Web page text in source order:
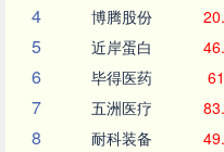
4 博腾股份
5 近岸蛋白
6 毕得医药
7 五洲医疗
8 耐科装备